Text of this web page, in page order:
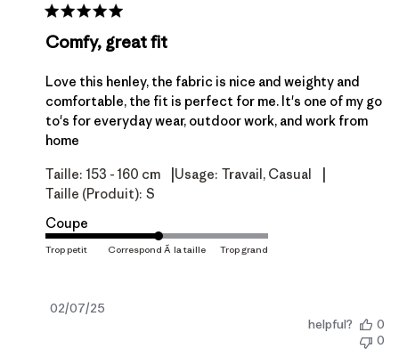
Comfy, great fit
Love this henley, the fabric is nice and weighty and
comfortable, the fit is perfect for me. It's one of my go
to's for everyday wear, outdoor work, and work from
home
Taille: 153 - 160 cm Usage: Travail, Casual
Taille (produit): S
Coupe
Date
02/07/25
helpful?
0
0